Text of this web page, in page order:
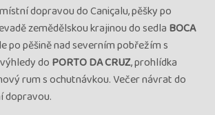
11.08. - 18.08.26 utorok - utorok
27MPT02702
rezervovať
voľno
dopravou do Caniçalu, pěšky po
zemědělskou krajinou do sedla BOCA
po pěšině nad severním pobřežím s
do PORTO DA CRUZ, prohlídka
rum s ochutnávkou. Večer návrat do
dopravou.